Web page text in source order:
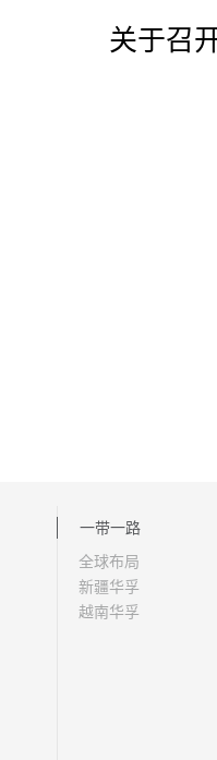
关于召
一带一路
全球布局
新疆华孚
越南华孚